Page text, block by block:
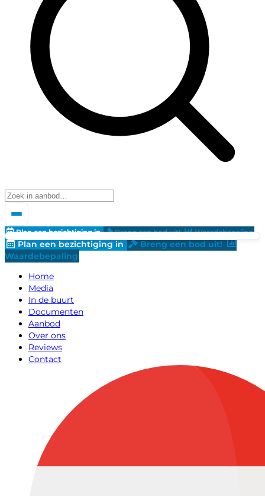
Plan een bezichtiging in Breng een bod uit! Waardebepaling
Plan een bezichtiging in
Breng een bod uit!
Waardebepaling
Home
Media
In de buurt
Documenten
Aanbod
Over ons
Reviews
Contact